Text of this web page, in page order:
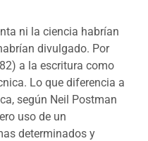
ni la ciencia habrían
divulgado. Por
a la escritura como
Lo que diferencia a
según Neil Postman
uso de un
determinados y